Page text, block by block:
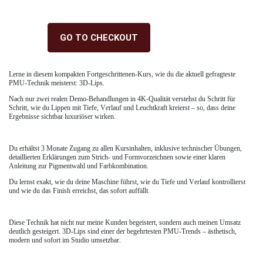
GO TO CHECKOUT
Lerne in diesem kompakten Fortgeschrittenen-Kurs, wie du die aktuell gefragteste
PMU-Technik meisterst: 3D-Lips.
Nach nur zwei realen Demo-Behandlungen in 4K-Qualität verstehst du Schritt für
Schritt, wie du Lippen mit Tiefe, Verlauf und Leuchtkraft kreierst – so, dass deine
Ergebnisse sichtbar luxuriöser wirken.
Du erhältst 3 Monate Zugang zu allen Kursinhalten, inklusive technischer Übungen,
detaillierten Erklärungen zum Strich- und Formvorzeichnen sowie einer klaren
Anleitung zur Pigmentwahl und Farbkombination.
Du lernst exakt, wie du deine Maschine führst, wie du Tiefe und Verlauf kontrollierst
und wie du das Finish erreichst, das sofort auffällt.
Diese Technik hat nicht nur meine Kunden begeistert, sondern auch meinen Umsatz
deutlich gesteigert. 3D-Lips sind einer der begehrtesten PMU-Trends – ästhetisch,
modern und sofort im Studio umsetzbar.